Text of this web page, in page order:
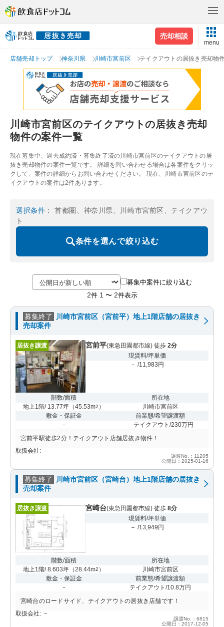
売却相談
menu
店舗売却トップ 神奈川県 川崎市宮前区 テイクアウトの居抜き売却物
川崎市宮前区のテイクアウトの居抜き売却
物件の案件一覧
現在募集中、過去成約済・募集終了済の川崎市宮前区のテイクアウトの居
抜き売却物件の案件一覧です。 詳細を問い合わせる場合は各案件をクリッ
クして、案件の詳細からお問い合わせください。 現在、川崎市宮前区のテ
イクアウトの案件は2件あります。
選択条件 ： 首都圏、神奈川県、川崎市宮前区、テイクアウ
ト
条件を選んで絞り込む
募集中案件に絞り込む
2件 1 〜 2件表示
募集終了
川崎市宮前区（宮前平）地上1階店舗の居抜き
売却案件
居抜き譲渡 宮前平(東急田園都市線) 徒歩 2分
現賃料/坪単価
－ /11,983円
階数/面積
地上1階/ 13.77坪 （45.53m2 ）
所在地
川崎市宮前区
敷金・保証金
-
前業態/希望譲渡額
テイクアウト/230万円
宮前平駅徒歩2分！テイクアウト店舗居抜き物件！
取扱会社: －
譲渡No.：11205
公開日：2025-01-16
募集終了
川崎市宮前区（宮崎台）地上1階店舗の居抜き
売却案件
居抜き譲渡 宮崎台(東急田園都市線) 徒歩 8分
現賃料/坪単価
－ /13,949円
階数/面積
地上1階/ 8.603坪 （28.44m2 ）
所在地
川崎市宮前区
敷金・保証金
-
前業態/希望譲渡額
テイクアウト/10.8万円
宮崎台のロードサイド、テイクアウトの居抜き店舗です！
取扱会社: －
譲渡No.：6815
公開日：2017-12-05